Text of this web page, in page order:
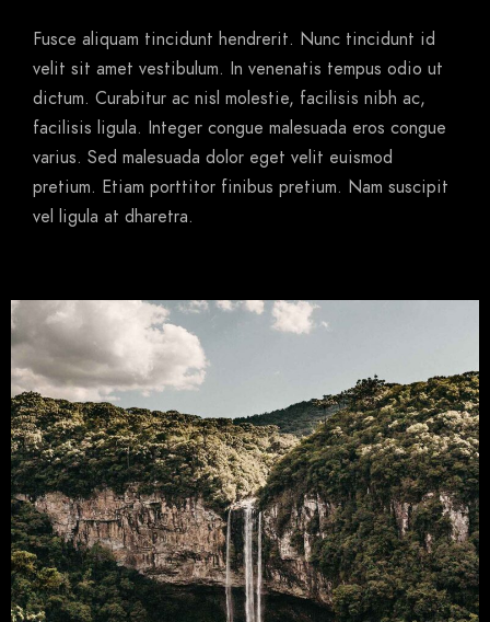
Fusce aliquam tincidunt hendrerit. Nunc tincidunt id
velit sit amet vestibulum. In venenatis tempus odio ut
dictum. Curabitur ac nisl molestie, facilisis nibh ac,
facilisis ligula. Integer congue malesuada eros congue
varius. Sed malesuada dolor eget velit euismod
pretium. Etiam porttitor finibus pretium. Nam suscipit
vel ligula at dharetra.